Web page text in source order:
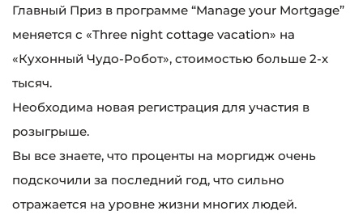
Главный Приз в программе “Manage your Mortgage”
меняется с «Three night cottage vacation» на
«Кухонный Чудо-Робот», стоимостью больше 2-х
тысяч.
Необходима новая регистрация для участия в
розыгрыше.
Вы все знаете, что проценты на моргидж очень
подскочили за последний год, что сильно
отражается на уровне жизни многих людей.